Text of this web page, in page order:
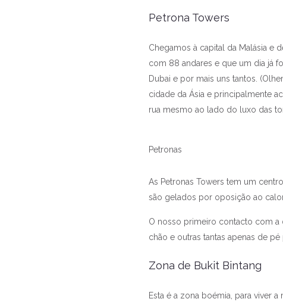
Petrona Towers
Chegamos à capital da Malásia e
com 88 andares e que um dia já
Dubai e por mais uns tantos.
cidade da Ásia e principalmente
rua mesmo ao lado do luxo das
Petronas
As Petronas Towers tem um
são gelados por oposição ao
O nosso primeiro contacto com a
chão e outras tantas apenas de
Zona de Bukit Bintang
Esta é a zona boémia, para viver